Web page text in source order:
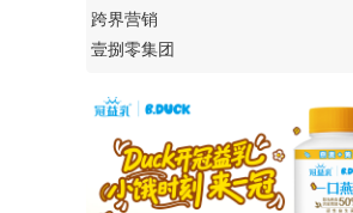
跨界营销
壹捌零集团